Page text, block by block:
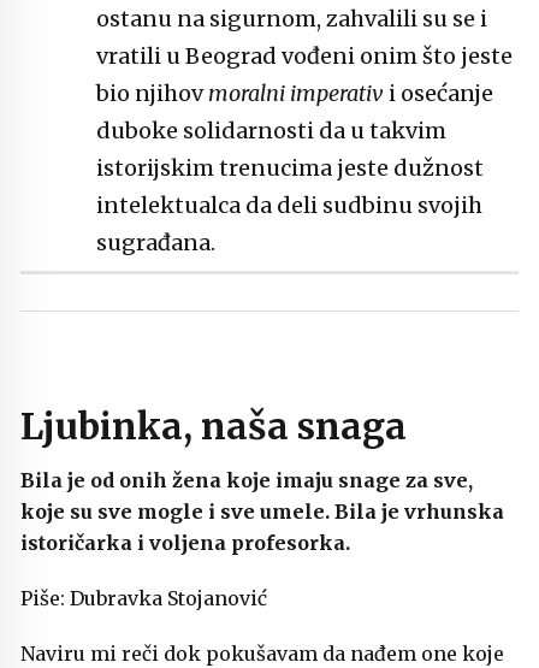
ostanu na sigurnom, zahvalili su se i
vratili u Beograd vođeni onim što jeste
bio njihovmoralni imperativ i osećanje
duboke solidarnosti da u takvim
istorijskim trenucima jeste dužnost
intelektualca da deli sudbinu svojih
sugrađana.
Ljubinka, naša snaga
Bila je od onih žena koje imaju snage za sve,
koje su sve mogle i sve umele. Bila je vrhunska
istoričarka i voljena profesorka.
Piše: Dubravka Stojanović
Naviru mi reči dok pokušavam da nađem one koje